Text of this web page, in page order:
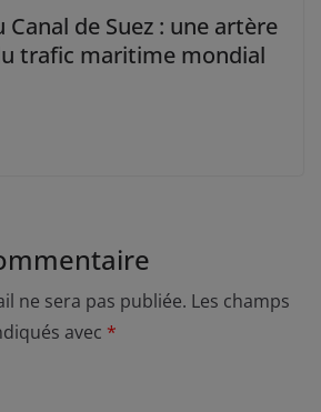
Canal de Suez : une artère
trafic maritime mondial
ne sera pas publiée. Les champs
avec *